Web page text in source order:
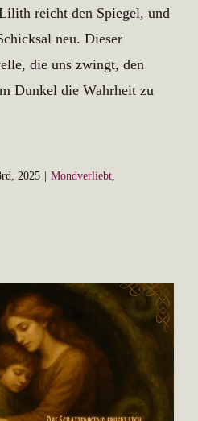
reicht den Spiegel, und
neu. Dieser
die uns zwingt, den
Dunkel die Wahrheit zu
2025 | Mondverliebt